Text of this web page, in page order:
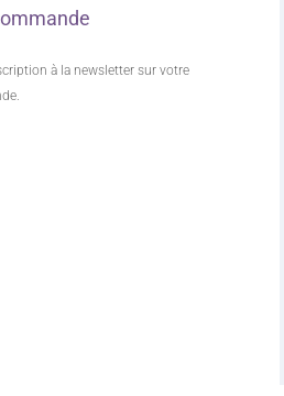
à la newsletter sur votre